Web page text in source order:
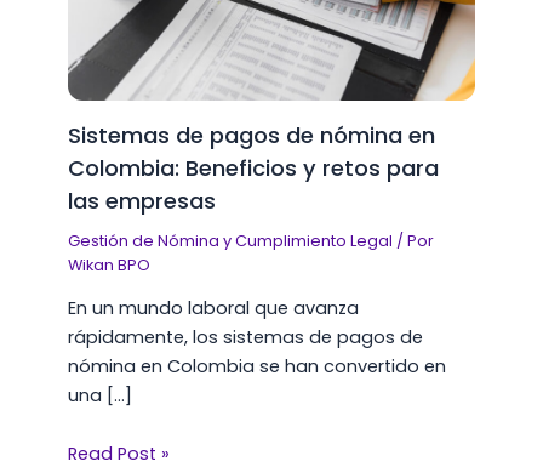
Sistemas de pagos de nómina en
Colombia: Beneficios y retos para
las empresas
Gestión de Nómina y Cumplimiento Legal / Por
Wikan BPO
En un mundo laboral que avanza
rápidamente, los sistemas de pagos de
nómina en Colombia se han convertido en
una […]
Read Post »